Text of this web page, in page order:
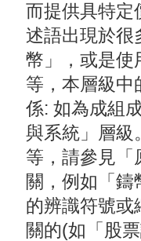
而提供具特定
述語出現於很
幣」，或是使
等，本層級中
係: 如為成組
與系統」層級
等，請參見「
關，例如「
的辨識符號或
關的(如「股